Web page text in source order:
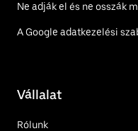
Ne adják el és ne osszák
A Google adatkezelési
Vállalat
Rólunk